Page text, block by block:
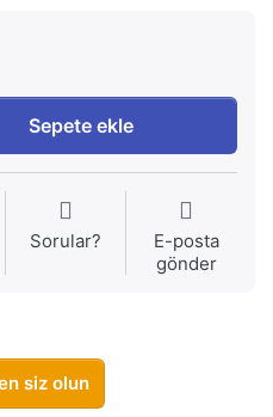
Sepete ekle
Sorular?
E-posta
gönder
siz olun